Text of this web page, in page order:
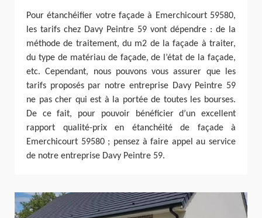
Pour étanchéifier votre façade à Emerchicourt 59580,
les tarifs chez Davy Peintre 59 vont dépendre : de la
méthode de traitement, du m2 de la façade à traiter,
du type de matériau de façade, de l’état de la façade,
etc. Cependant, nous pouvons vous assurer que les
tarifs proposés par notre entreprise Davy Peintre 59
ne pas cher qui est à la portée de toutes les bourses.
De ce fait, pour pouvoir bénéficier d’un excellent
rapport qualité-prix en étanchéité de façade à
Emerchicourt 59580 ; pensez à faire appel au service
de notre entreprise Davy Peintre 59.